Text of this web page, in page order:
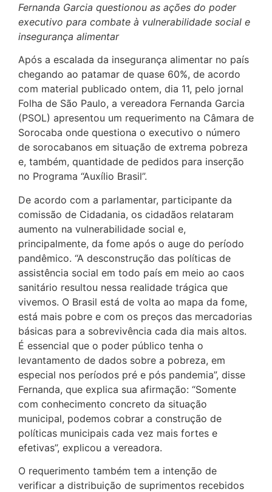
Fernanda Garcia questionou as ações do poder
executivo para combate à vulnerabilidade social e
insegurança alimentar
Após a escalada da insegurança alimentar no país
chegando ao patamar de quase 60%, de acordo
com material publicado ontem, dia 11, pelo jornal
Folha de São Paulo, a vereadora Fernanda Garcia
(PSOL) apresentou um requerimento na Câmara de
Sorocaba onde questiona o executivo o número
de sorocabanos em situação de extrema pobreza
e, também, quantidade de pedidos para inserção
no Programa “Auxílio Brasil”.
De acordo com a parlamentar, participante da
comissão de Cidadania, os cidadãos relataram
aumento na vulnerabilidade social e,
principalmente, da fome após o auge do período
pandêmico. “A desconstrução das políticas de
assistência social em todo país em meio ao caos
sanitário resultou nessa realidade trágica que
vivemos. O Brasil está de volta ao mapa da fome,
está mais pobre e com os preços das mercadorias
básicas para a sobrevivência cada dia mais altos.
É essencial que o poder público tenha o
levantamento de dados sobre a pobreza, em
especial nos períodos pré e pós pandemia”, disse
Fernanda, que explica sua afirmação: “Somente
com conhecimento concreto da situação
municipal, podemos cobrar a construção de
políticas municipais cada vez mais fortes e
efetivas”, explicou a vereadora.
O requerimento também tem a intenção de
verificar a distribuição de suprimentos recebidos